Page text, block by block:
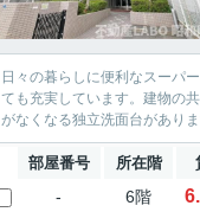
日々の暮らしに便利なスーパ
ても充実しています。建物の
がなくなる独立洗面台があり
部屋番号 所在階
- 6階